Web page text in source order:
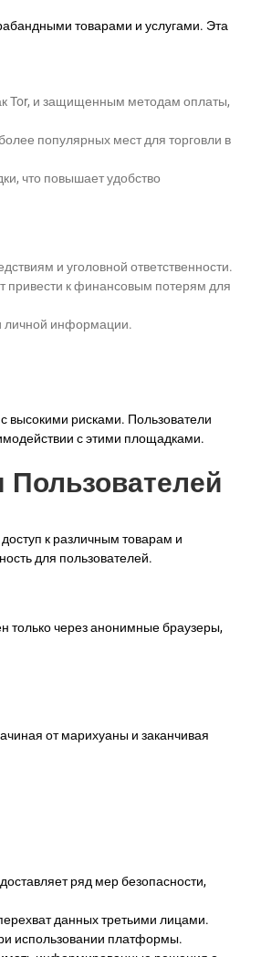
товарами и услугами. Эта
Tor, и защищенным методам оплаты,
популярных мест для торговли в
что повышает удобство
и уголовной ответственности.
привести к финансовым потерям для
личной информации.
высокими рисками. Пользователи
с этими площадками.
Пользователей
к различным товарам и
для пользователей.
только через анонимные браузеры,
от марихуаны и заканчивая
ряд мер безопасности,
данных третьими лицами.
использовании платформы.